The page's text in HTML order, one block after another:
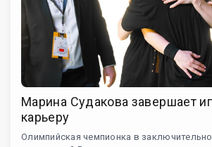
Марина Судакова завершает
карьеру
Олимпийская чемпионка в